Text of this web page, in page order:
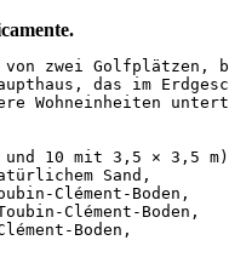
zwei Golfplätzen,
das im
Wohneinheiten
10 mit 3,5 × 3,5
Sand,
Clément-Boden,
Clément-Boden,
Boden,